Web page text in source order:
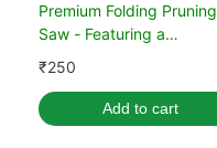
Premium Folding Pruning
Saw - Featuring a
Comfortable Wooden
₹250
Add to cart